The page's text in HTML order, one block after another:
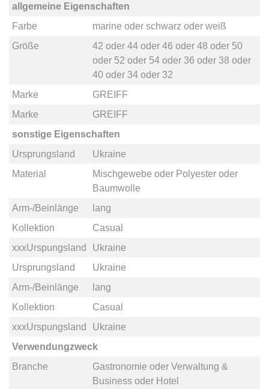
allgemeine Eigenschaften
Farbe
marine oder schwarz oder weiß
Größe
42 oder 44oder 46 oder 48 oder 50
oder 52 oder 54oder 36 oder 38 oder
40oder 34oder 32
Marke
GREIFF
Marke
GREIFF
sonstige Eigenschaften
Ursprungsland
Ukraine
Material
Mischgewebe oder Polyesteroder
Baumwolle
Arm-/Beinlänge
lang
Kollektion
Casual
xxxUrspungsland
Ukraine
Ursprungsland
Ukraine
Arm-/Beinlänge
lang
Kollektion
Casual
xxxUrspungsland
Ukraine
Verwendungzweck
Branche
Gastronomie oder Verwaltung &
Businessoder Hotel